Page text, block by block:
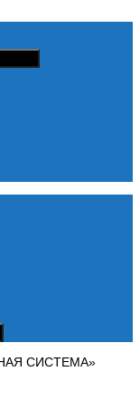
СИСТЕМА»